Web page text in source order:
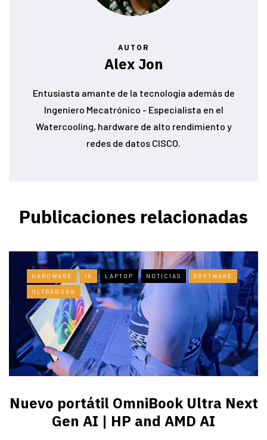
AUTOR
Alex Jon
Entusiasta amante de la tecnología además de
Ingeniero Mecatrónico - Especialista en el
Watercooling, hardware de alto rendimiento y
redes de datos CISCO.
Publicaciones relacionadas
HARDWARE IA LAPTOP NOTICIAS SOFTWARE
ULTRABOOK
Nuevo portátil OmniBook Ultra ​Next
Gen AI | HP and AMD AI